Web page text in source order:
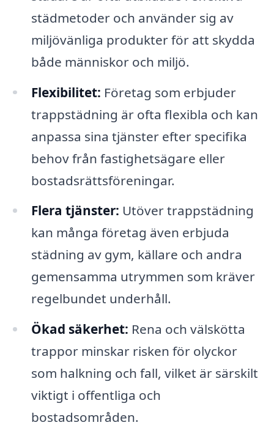
städmetoder och använder sig av
miljövänliga produkter för att skydda
både människor och miljö.
Flexibilitet: Företag som erbjuder
trappstädning är ofta flexibla och kan
anpassa sina tjänster efter specifika
behov från fastighetsägare eller
bostadsrättsföreningar.
Flera tjänster: Utöver trappstädning
kan många företag även erbjuda
städning av gym, källare och andra
gemensamma utrymmen som kräver
regelbundet underhåll.
Ökad säkerhet: Rena och välskötta
trappor minskar risken för olyckor
som halkning och fall, vilket är särskilt
viktigt i offentliga och
bostadsområden.